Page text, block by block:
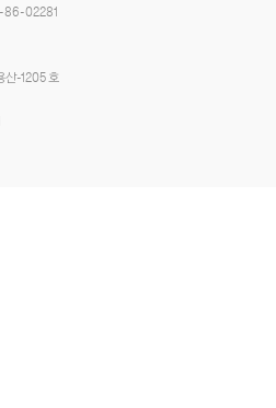
86-02281
산-1205 호